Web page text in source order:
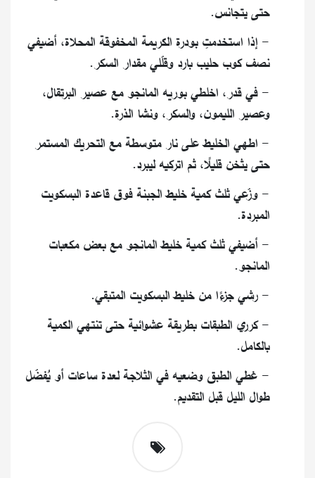
حتى يتجانس.
- إذا استخدمتِ بودرة الكريمة المخفوقة المحلاة، أضيفي
نصف كوب حليب بارد وقلّلي مقدار السكر.
- في قدر، اخلطي بوريه المانجو مع عصير البرتقال،
وعصير الليمون، والسكر، ونشا الذرة.
- اطهي الخليط على نار متوسطة مع التحريك المستمر
حتى يثخن قليلًا، ثم اتركيه ليبرد.
- وزّعي ثلث كمية خليط الجبنة فوق قاعدة البسكويت
المبردة.
- أضيفي ثلث كمية خليط المانجو مع بعض مكعبات
المانجو.
- رشي جزءًا من خليط البسكويت المتبقي.
- كرري الطبقات بطريقة عشوائية حتى تنتهي الكمية
بالكامل.
- غطي الطبق وضعيه في الثلاجة لعدة ساعات أو يُفضّل
طوال الليل قبل التقديم.